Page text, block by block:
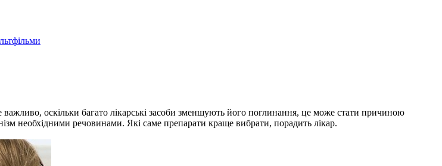
оскільки багато лікарські засоби зменшують його поглинання, це може стати причиною
необхідними речовинами. Які саме препарати краще вибрати, порадить лікар.